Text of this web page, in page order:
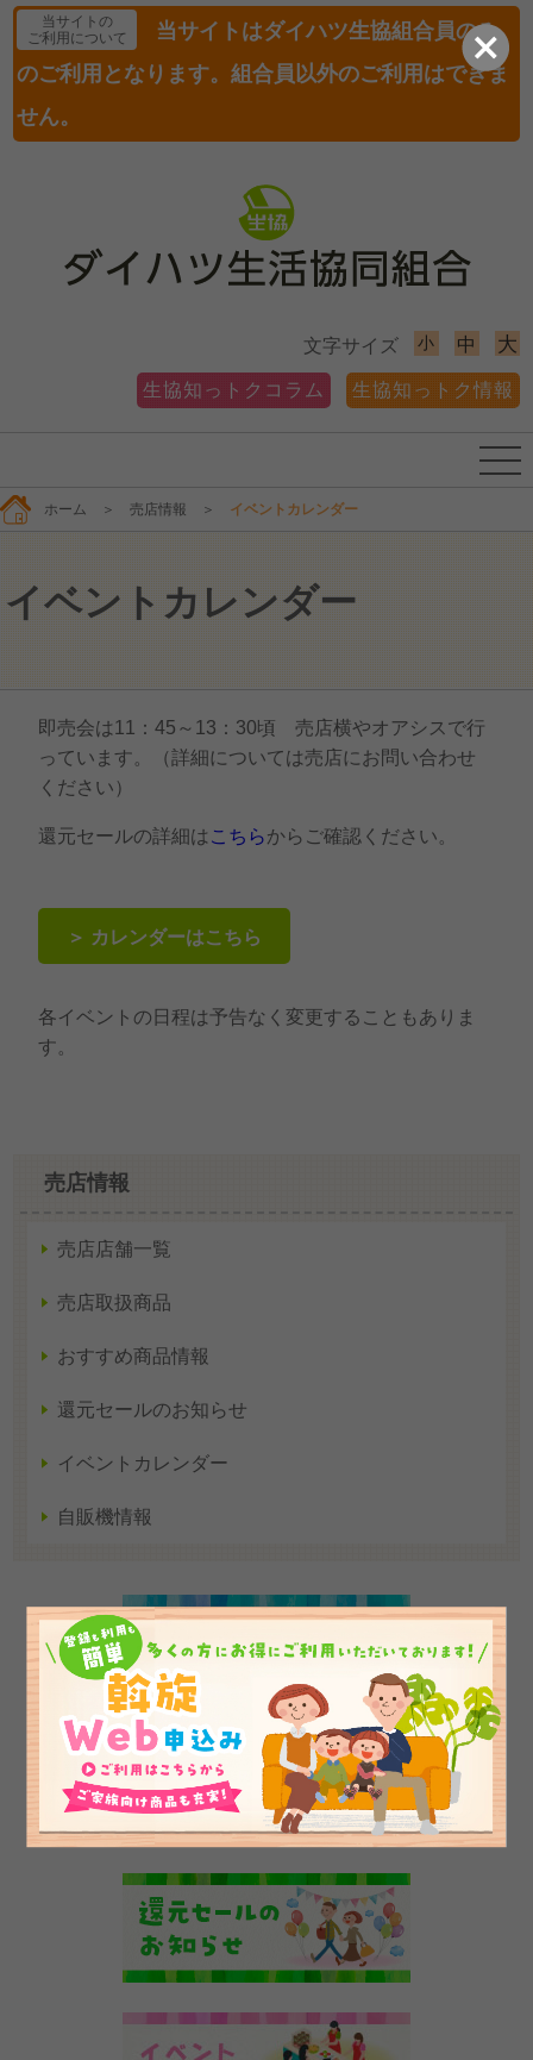
当サイトの
ご利用について
当サイトはダイハツ生協組合員のみ
のご利用となります。組合員以外のご利用はできま
せん。
文字サイズ 小 中 大
生協知っトクコラム 生協知っトク情報
ホーム ＞ 売店情報 ＞ イベントカレンダー
イベントカレンダー
即売会は11：45～13：30頃 売店横やオアシスで行
っています。（詳細については売店にお問い合わせ
ください）
還元セールの詳細は こちらからご確認ください。
＞ カレンダーはこちら
各イベントの日程は予告なく変更することもありま
す。
売店情報
売店店舗一覧
売店取扱商品
おすすめ商品情報
還元セールのお知らせ
イベントカレンダー
自販機情報